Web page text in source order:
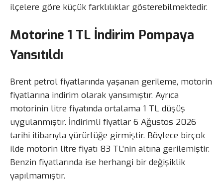
ilçelere göre küçük farklılıklar gösterebilmektedir.
Motorine 1 TL İndirim Pompaya
Yansıtıldı
Brent petrol fiyatlarında yaşanan gerileme, motorin
fiyatlarına indirim olarak yansımıştır. Ayrıca
motorinin litre fiyatında ortalama 1 TL düşüş
uygulanmıştır. İndirimli fiyatlar 6 Ağustos 2026
tarihi itibarıyla yürürlüğe girmiştir. Böylece birçok
ilde motorin litre fiyatı 83 TL’nin altına gerilemiştir.
Benzin fiyatlarında ise herhangi bir değişiklik
yapılmamıştır.